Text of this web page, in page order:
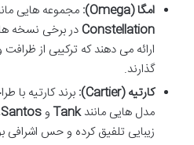
امگا (Omega):
مجموعه هایی
Constellationدر برخی نسخه
ارائه می دهند که ترکیبی از
گذارند.
کارتیه (Cartier):
برند کارتیه
مدل هایی مانندTank وSantos
زیبایی تلفیق کرده و حس اشرافی